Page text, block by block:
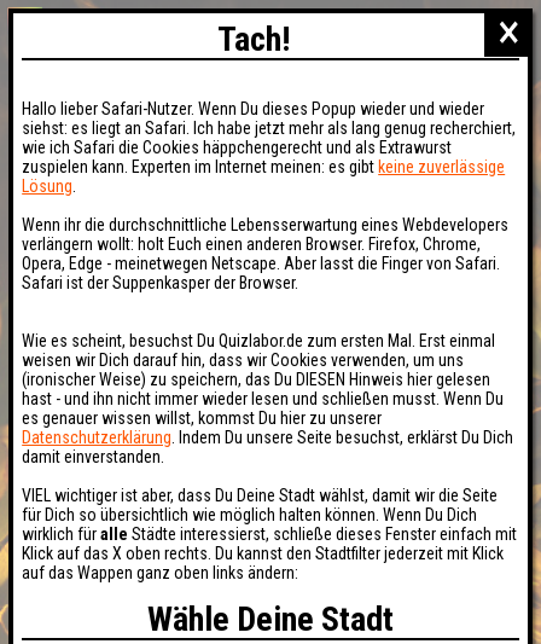
×
Tach!
Hallo lieber Safari-Nutzer. Wenn Du dieses Popup wieder und wieder
siehst: es liegt an Safari. Ich habe jetzt mehr als lang genug recherchiert,
wie ich Safari die Cookies häppchengerecht und als Extrawurst
zuspielen kann. Experten im Internet meinen: es gibt keine zuverlässige
Lösung
Wenn ihr die durchschnittliche Lebensserwartung eines Webdevelopers
verlängern wollt: holt Euch einen anderen Browser. Firefox, Chrome,
Opera, Edge - meinetwegen Netscape. Aber lasst die Finger von Safari.
Safari ist der Suppenkasper der Browser.
Wie es scheint, besuchst Du Quizlabor.de zum ersten Mal. Erst einmal
weisen wir Dich darauf hin, dass wir Cookies verwenden, um uns
(ironischer Weise) zu speichern, das Du DIESEN Hinweis hier gelesen
hast - und ihn nicht immer wieder lesen und schließen musst. Wenn Du
es genauer wissen willst, kommst Du hier zu unserer
Datenschutzerklärung . Indem Du unsere Seite besuchst, erklärst Du Dich
damit einverstanden.
VIEL wichtiger ist aber, dass Du Deine Stadt wählst, damit wir die Seite
für Dich so übersichtlich wie möglich halten können. Wenn Du Dich
wirklich füralle Städte interessierst, schließe dieses Fenster einfach mit
Klick auf das X oben rechts. Du kannst den Stadtfilter jederzeit mit Klick
auf das Wappen ganz oben links ändern:
Wähle Deine Stadt